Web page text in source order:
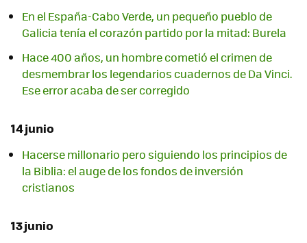
En el España-Cabo Verde, un pequeño pueblo de
Galicia tenía el corazón partido por la mitad: Burela
Hace 400 años, un hombre cometió el crimen de
desmembrar los legendarios cuadernos de Da Vinci.
Ese error acaba de ser corregido
14 junio
Hacerse millonario pero siguiendo los principios de
la Biblia: el auge de los fondos de inversión
cristianos
13 junio